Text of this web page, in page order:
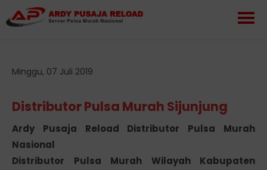
Minggu, 07 Juli 2019
Distributor Pulsa Murah Sijunjung
Ardy Pusaja Reload Distributor Pulsa Murah
Nasional
Distributor Pulsa Murah Wilayah Kabupaten